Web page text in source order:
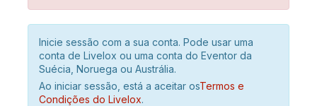
Inicie sessão com a sua conta. Pode usar uma
conta de Livelox ou uma conta do Eventor da
Suécia, Noruega ou Austrália.
Ao iniciar sessão, está a aceitar osTermos e
Condições do Livelox.